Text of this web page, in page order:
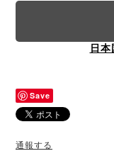
日
Save
通報する